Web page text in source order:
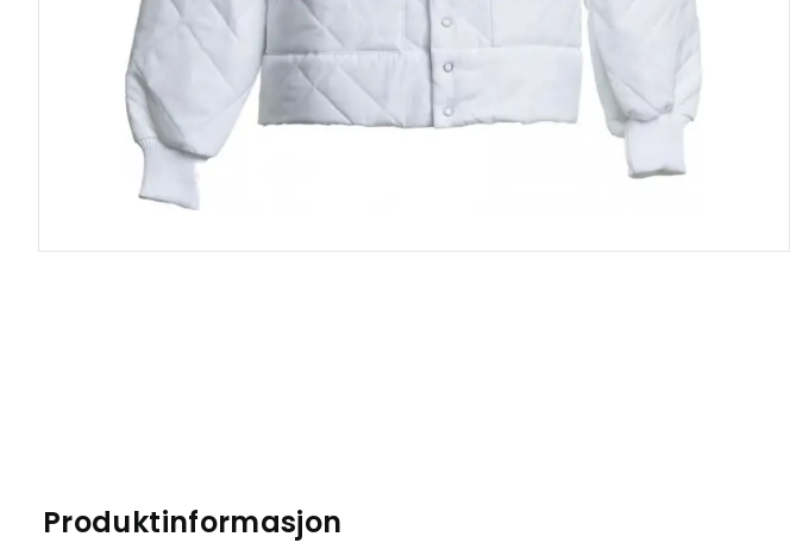
Produktinformasjon